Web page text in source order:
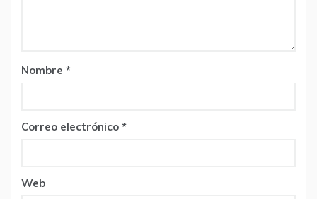
Nombre *
Correo electrónico *
Web